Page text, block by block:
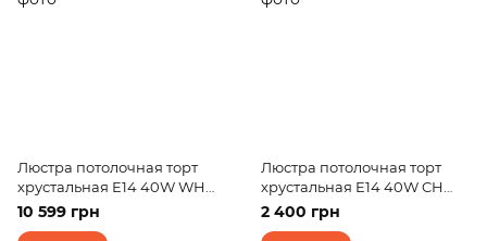
Люстра потолочная торт
хрустальная E14 40W WH
(BCL-621C/16)
10 599 грн
Люстра потолочная торт
хрустальная E14 40W CH
(BCL-454C/3)
2 400 грн